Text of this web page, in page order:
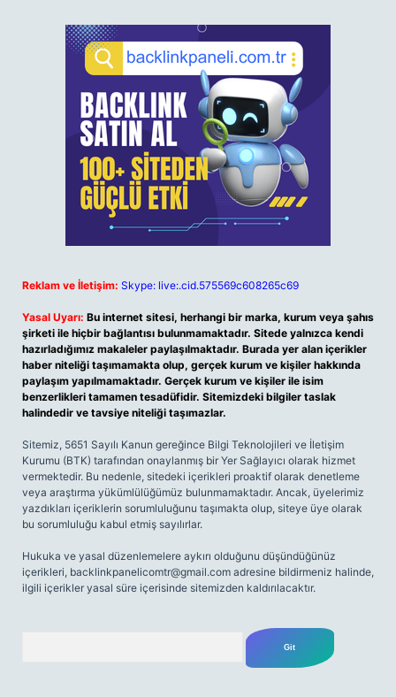
Reklam ve İletişim: Skype: live:.cid.575569c608265c69
Yasal Uyarı: Bu internet sitesi, herhangi bir marka, kurum veya şahıs
şirketi ile hiçbir bağlantısı bulunmamaktadır. Sitede yalnızca kendi
hazırladığımız makaleler paylaşılmaktadır. Burada yer alan içerikler
haber niteliği taşımamakta olup, gerçek kurum ve kişiler hakkında
paylaşım yapılmamaktadır. Gerçek kurum ve kişiler ile isim
benzerlikleri tamamen tesadüfidir. Sitemizdeki bilgiler taslak
halindedir ve tavsiye niteliği taşımazlar.
Sitemiz, 5651 Sayılı Kanun gereğince Bilgi Teknolojileri ve İletişim
Kurumu (BTK) tarafından onaylanmış bir Yer Sağlayıcı olarak hizmet
vermektedir. Bu nedenle, sitedeki içerikleri proaktif olarak denetleme
veya araştırma yükümlülüğümüz bulunmamaktadır. Ancak, üyelerimiz
yazdıkları içeriklerin sorumluluğunu taşımakta olup, siteye üye olarak
bu sorumluluğu kabul etmiş sayılırlar.
Hukuka ve yasal düzenlemelere aykırı olduğunu düşündüğünüz
içerikleri, backlinkpanelicomtr@gmail.com adresine bildirmeniz halinde,
ilgili içerikler yasal süre içerisinde sitemizden kaldırılacaktır.